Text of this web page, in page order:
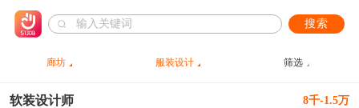
搜索
廊坊 服装设计 筛选
软装设计师 8千-1.5万